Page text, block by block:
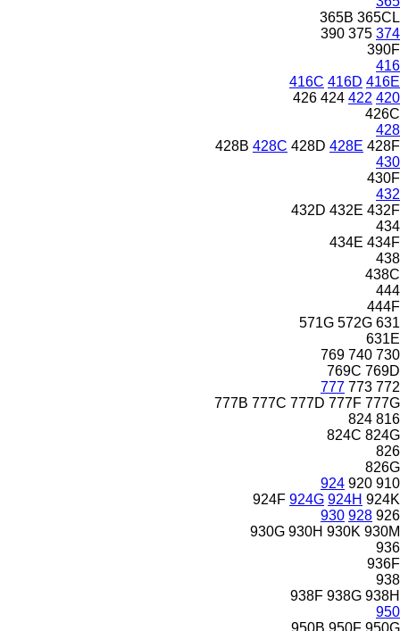
365B 365CL
374
375
390
390F
416
416C 416D 416E
420
422
424
426
426C
428
428B 428C 428D 428E 428F
430
430F
432
432D 432E 432F
434
434E 434F
438
438C
444
444F
571G 572G 631
631E
730
740
769
769C 769D
772
773
777
777B 777C 777D 777F 777G
816
824
824C 824G
826
826G
910
920
924
924F 924G 924H 924K
926
928
930
930G 930H 930K 930M
936
936F
938
938F 938G 938H
950
950B 950F 950G